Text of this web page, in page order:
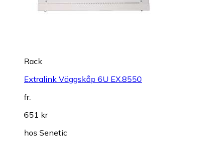
Rack
Extralink Väggskåp 6U EX.8550
fr.
651 kr
hos Senetic